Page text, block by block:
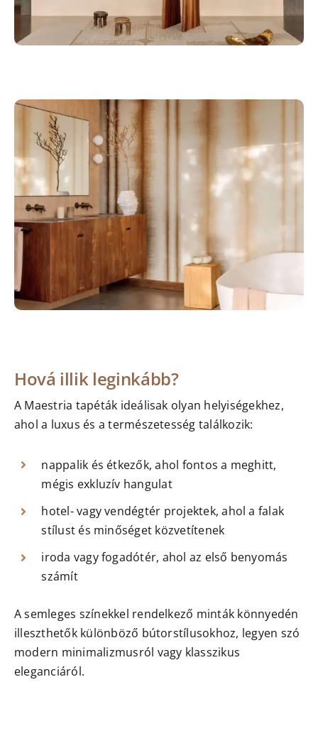
Hová illik leginkább?
A Maestria tapéták ideálisak olyan helyiségekhez,
ahol a luxus és a természetesség találkozik:
nappalik és étkezők, ahol fontos a meghitt,
mégis exkluzív hangulat
hotel- vagy vendégtér projektek, ahol a falak
stílust és minőséget közvetítenek
iroda vagy fogadótér, ahol az első benyomás
számít
A semleges színekkel rendelkező minták könnyedén
illeszthetők különböző bútorstílusokhoz, legyen szó
modern minimalizmusról vagy klasszikus
eleganciáról.